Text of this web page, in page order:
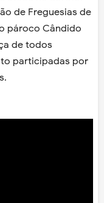
de Freguesias de
pároco Cândido
de todos
participadas por